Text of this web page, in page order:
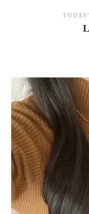
ジ
ュ
エ
リ
ー